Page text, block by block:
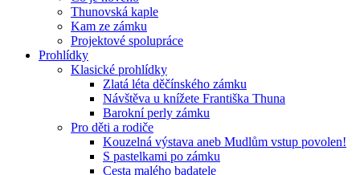
Thunovská kaple
Kam ze zámku
Projektové spolupráce
Prohlídky
Klasické prohlídky
Zlatá léta děčínského zámku
Návštěva u knížete Františka Thuna
Barokní perly zámku
Pro děti a rodiče
Kouzelná výstava aneb Mudlům vstup povolen!
S pastelkami po zámku
Cesta malého badatele